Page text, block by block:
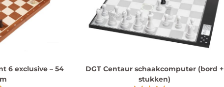
6 exclusive – 54
DGT Centaur schaakcomputer (bord +
stukken)